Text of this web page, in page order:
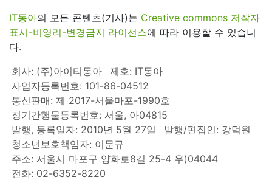
IT동아의 모든 콘텐츠(기사)는 Creative commons 저작자
표시-비영리-변경금지 라이선스에 따라 이용할 수 있습니
다.
회사: (주)아이티동아
제호: IT동아
사업자등록번호: 101-86-04512
통신판매: 제 2017-서울마포-1990호
정기간행물등록번호: 서울, 아04815
발행, 등록일자: 2010년 5월 27일
발행/편집인: 강덕원
청소년보호책임자: 이문규
주소: 서울시 마포구 양화로8길 25-4 우)04044
전화: 02-6352-8220